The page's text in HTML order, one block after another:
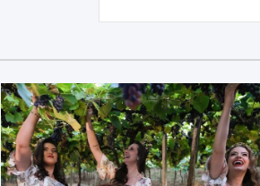
Post